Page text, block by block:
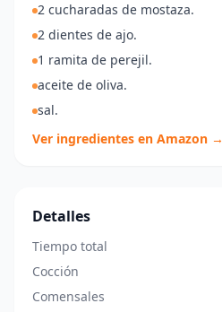
2 cucharadas de mostaza.
2 dientes de ajo.
1 ramita de perejil.
aceite de oliva.
sal.
Ver ingredientes en Amazon →
Detalles
Tiempo total
Cocción
Comensales